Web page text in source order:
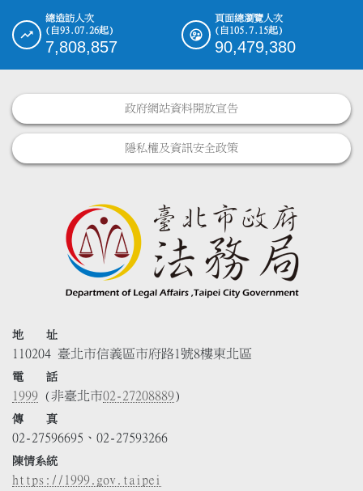
總造訪人次
(自93.07.26起)
7,808,857
頁面總瀏覽人次
(自105.7.15起)
90,479,380
政府網站資料開放宣告
隱私權及資訊安全政策
地 址
110204 臺北市信義區市府路1號8樓東北區
電 話
1999 (非臺北市02-27208889)
傳 真
02-27596695、02-27593266
陳情系統
https://1999.gov.taipei